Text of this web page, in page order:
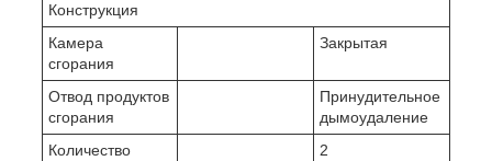
Конструкция
Камера
сгорания
Закрытая
Отвод продуктов
сгорания
Принудительное
дымоудаление
Количество
2